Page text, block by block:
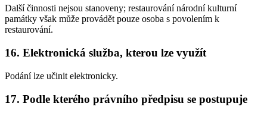
Další činnosti nejsou stanoveny; restaurování národní kulturní
památky však může provádět pouze osoba s povolením k
restaurování.
16. Elektronická služba, kterou lze využít
Podání lze učinit elektronicky.
17. Podle kterého právního předpisu se postupuje